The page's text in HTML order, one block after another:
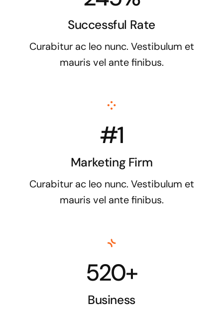
Successful Rate
Curabitur ac leo nunc. Vestibulum et
mauris vel ante finibus.
#1
Marketing Firm
Curabitur ac leo nunc. Vestibulum et
mauris vel ante finibus.
520+
Business